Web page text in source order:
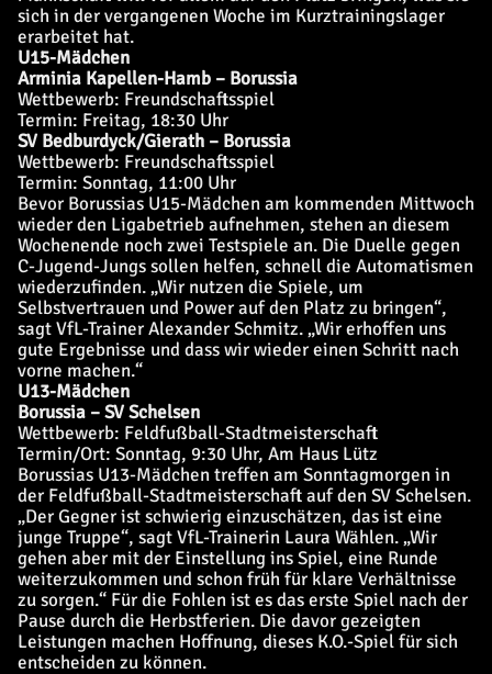
sich in der vergangenen Woche im Kurztrainingslager
erarbeitet hat.
U15-Mädchen
Arminia Kapellen-Hamb – Borussia
Wettbewerb: Freundschaftsspiel
Termin: Freitag, 18:30 Uhr
SV Bedburdyck/Gierath – Borussia
Wettbewerb: Freundschaftsspiel
Termin: Sonntag, 11:00 Uhr
Bevor Borussias U15-Mädchen am kommenden Mittwoch
wieder den Ligabetrieb aufnehmen, stehen an diesem
Wochenende noch zwei Testspiele an. Die Duelle gegen
C-Jugend-Jungs sollen helfen, schnell die Automatismen
wiederzufinden. „Wir nutzen die Spiele, um
Selbstvertrauen und Power auf den Platz zu bringen“,
sagt VfL-Trainer Alexander Schmitz. „Wir erhoffen uns
gute Ergebnisse und dass wir wieder einen Schritt nach
vorne machen.“
U13-Mädchen
Borussia – SV Schelsen
Wettbewerb: Feldfußball-Stadtmeisterschaft
Termin/Ort: Sonntag, 9:30 Uhr, Am Haus Lütz
Borussias U13-Mädchen treffen am Sonntagmorgen in
der Feldfußball-Stadtmeisterschaft auf den SV Schelsen.
„Der Gegner ist schwierig einzuschätzen, das ist eine
junge Truppe“, sagt VfL-Trainerin Laura Wählen. „Wir
gehen aber mit der Einstellung ins Spiel, eine Runde
weiterzukommen und schon früh für klare Verhältnisse
zu sorgen.“ Für die Fohlen ist es das erste Spiel nach der
Pause durch die Herbstferien. Die davor gezeigten
Leistungen machen Hoffnung, dieses K.O.-Spiel für sich
entscheiden zu können.